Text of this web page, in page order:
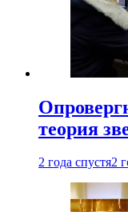
теория
2 года спустя2